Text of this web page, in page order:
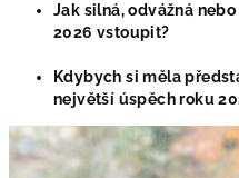
Jak silná, odvážná
2026 vstoupit?
Kdybych si měla
největší úspěch roku